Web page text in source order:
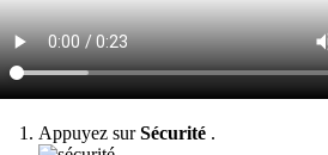
Appuyez surSécurité .